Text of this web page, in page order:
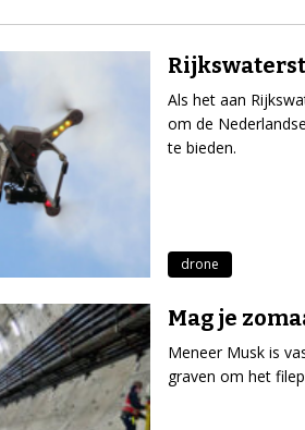
Als het aan
om de
te bieden.
drone
Mag je
Meneer Musk is
graven om het